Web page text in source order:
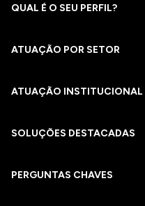
QUAL É O SEU PERFIL?
ATUAÇÃO POR SETOR
ATUAÇÃO INSTITUCIONAL
SOLUÇÕES DESTACADAS
PERGUNTAS CHAVES​